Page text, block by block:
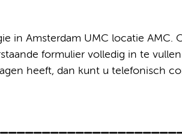
in Amsterdam UMC locatie AMC.
formulier volledig in te
heeft, dan kunt u telefonisch